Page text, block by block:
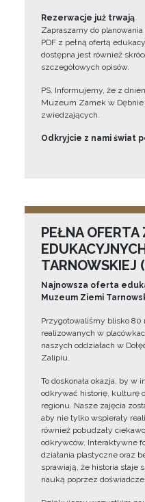
Rezerwacje już trwają
Zapraszamy do
PDF z pełną ofertą
dostępna jest również
szczegółowych opisów.
PS. Informujemy, że z
Muzeum Zamek w
zwiedzających.
Odkryjcie z nami świat
PEŁNA OFERTA
TARNOWSKIEJ
Najnowsza oferta
Muzeum Ziemi
Przygotowaliśmy blisko
realizowanych w
naszych oddziałach w
Zalipiu.
To doskonała okazja, by w
odkrywać historię, kulturę
regionu. Nasze zajęcia
aby nie tylko wspierały
również pobudzały
odkrywców. Interaktywne
działania plastyczne oraz
sprawiają, że historia staje
nauką poprzez